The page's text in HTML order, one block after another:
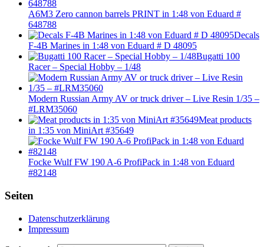
A6M3 Zero cannon barrels PRINT in 1:48 von Eduard #
648788
Decals
F-4B Marines in 1:48 von Eduard # D 48095
Bugatti 100
Racer – Special Hobby – 1/48
Modern Russian Army AV or truck driver – Live Resin 1/35 –
#LRM35060
Meat products
in 1:35 von MiniArt #35649
Focke Wulf FW 190 A-6 ProfiPack in 1:48 von Eduard
#82148
Seiten
Datenschutzerklärung
Impressum